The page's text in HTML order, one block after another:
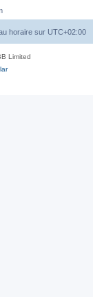
horaire sur UTC+02:00
Limited